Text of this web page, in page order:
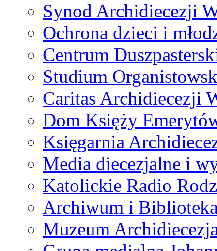
Synod Archidiecezji
Ochrona dzieci i
Centrum
Studium
Caritas Archidiecezji
Dom Księży
Księgarnia
Media diecezjalne i
Katolickie Radio
Archiwum i
Muzeum